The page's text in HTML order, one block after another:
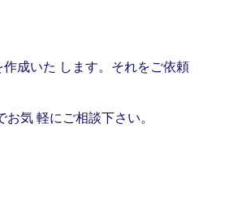
成いた します。それをご依頼
気 軽にご相談下さい。